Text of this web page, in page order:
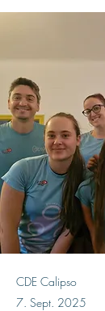
CDE Calipso
7. Sept. 2025